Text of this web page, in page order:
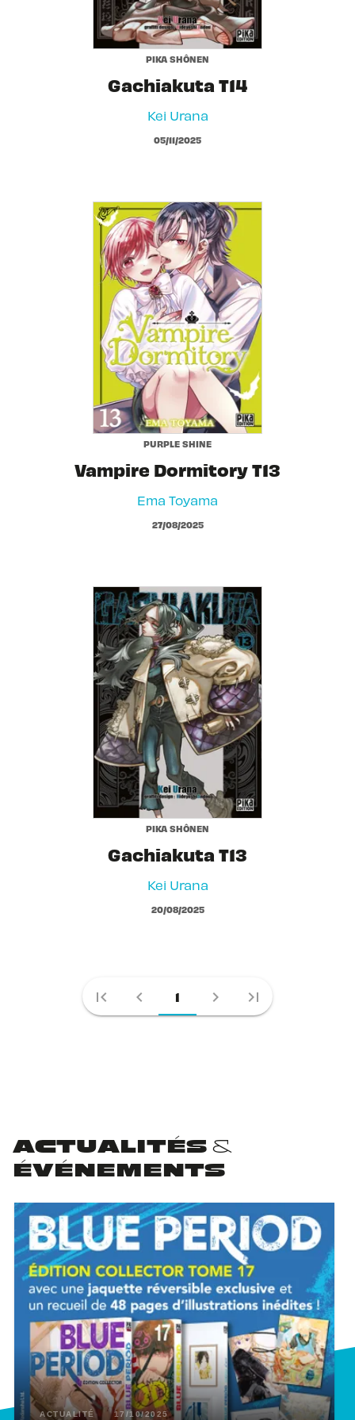
PIKA SHÔNEN
Gachiakuta T14
Kei Urana
05/11/2025
PURPLE SHINE
Vampire Dormitory T13
Ema Toyama
27/08/2025
PIKA SHÔNEN
Gachiakuta T13
Kei Urana
20/08/2025
first_page chevron_left 1 chevron_right last_page
ACTUALITÉS &
ÉVÉNEMENTS
ACTUALITÉ 17/10/2025